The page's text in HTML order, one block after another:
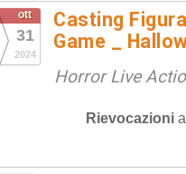
ott
31
2024
Casting
Game _
Horror Live
Rievocazioni